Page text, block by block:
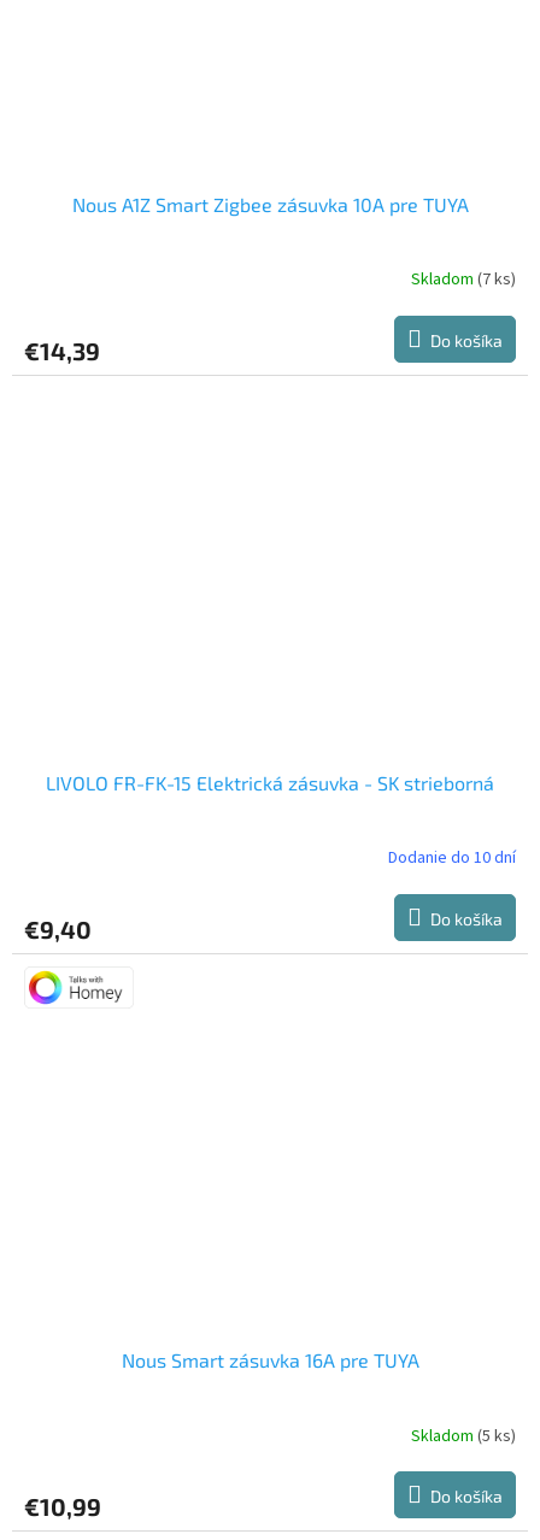
Nous A1Z Smart Zigbee zásuvka 10A pre TUYA
je
5,0
Skladom(7 ks)
€14,39 Do košíka
LIVOLO FR-FK-15 Elektrická zásuvka - SK strieborná
Dodanie do 10 dní
€9,40 Do košíka
Nous Smart zásuvka 16A pre TUYA
je
5,0
Skladom(5 ks)
€10,99 Do košíka